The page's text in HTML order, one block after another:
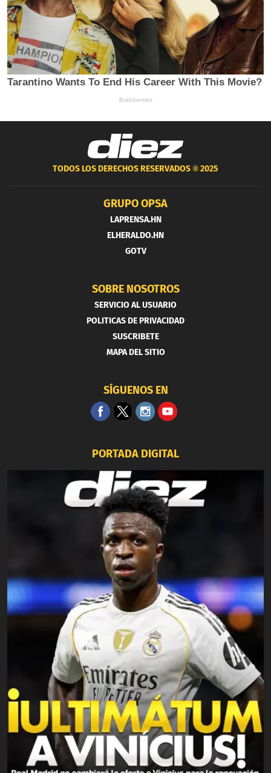
TODOS LOS DERECHOS RESERVADOS ®2025
GRUPO OPSA
LAPRENSA.HN
ELHERALDO.HN
GOTV
SOBRE NOSOTROS
SERVICIO AL USUARIO
POLITICAS DE PRIVACIDAD
SUSCRIBETE
MAPA DEL SITIO
SÍGUENOS EN
PORTADA DIGITAL